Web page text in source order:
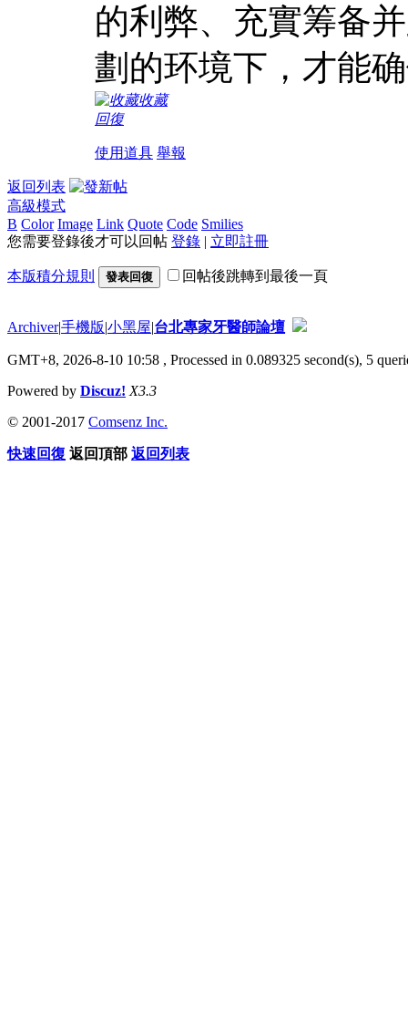
的利弊、充實筹备
劃的环境下，才能
收藏
回復
使用道具 舉報
返回列表
高級模式
B Color Image Link Quote Code Smilies
您需要登錄後才可以回帖 登錄 | 立即註冊
本版積分規則 發表回復 回帖後跳轉到最後一頁
Archiver|手機版|小黑屋|台北專家牙醫師論壇
GMT+8, 2026-8-10 10:58 , Processed in 0.089325 second(s), 5
Powered by Discuz! X3.3
© 2001-2017 Comsenz Inc.
快速回復 返回頂部 返回列表